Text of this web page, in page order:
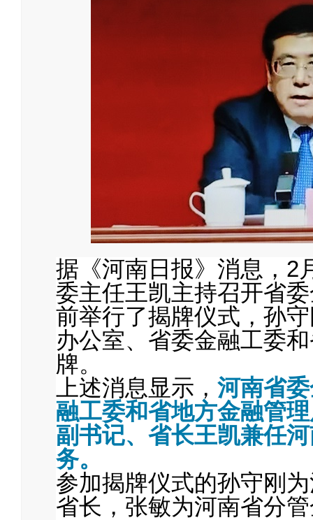
据《河南日报》消息，2
委主任王凯主持召开省
前举行了揭牌仪式，孙
办公室、省委金融工委
牌。
上述消息显示， 河南省
融工委和省地方金融管
副书记、省长王凯兼任
务。
参加揭牌仪式的孙守刚
省长，张敏为河南省分